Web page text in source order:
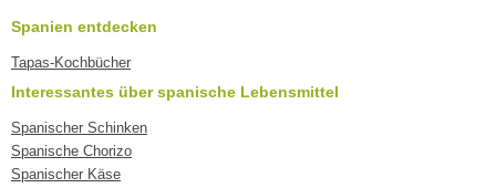
Spanien entdecken
Tapas-Kochbücher
Interessantes über spanische Lebensmittel
Spanischer Schinken
Spanische Chorizo
Spanischer Käse